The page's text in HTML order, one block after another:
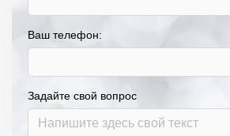
Ваш телефон:
Задайте свой вопрос